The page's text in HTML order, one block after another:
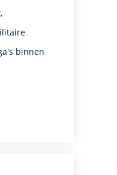
binnen